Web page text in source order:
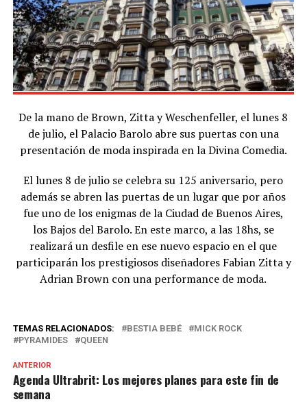
De la mano de Brown, Zitta y Weschenfeller, el lunes 8
de julio, el Palacio Barolo abre sus puertas con una
presentación de moda inspirada en la Divina Comedia.
El lunes 8 de julio se celebra su 125 aniversario, pero
además se abren las puertas de un lugar que por años
fue uno de los enigmas de la Ciudad de Buenos Aires,
los Bajos del Barolo. En este marco, a las 18hs, se
realizará un desfile en ese nuevo espacio en el que
participarán los prestigiosos diseñadores Fabian Zitta y
Adrian Brown con una performance de moda.
TEMAS RELACIONADOS: BESTIA BEBÉ
MICK ROCK
PYRAMIDES
QUEEN
ANTERIOR
Agenda Ultrabrit: Los mejores planes para este fin de
semana